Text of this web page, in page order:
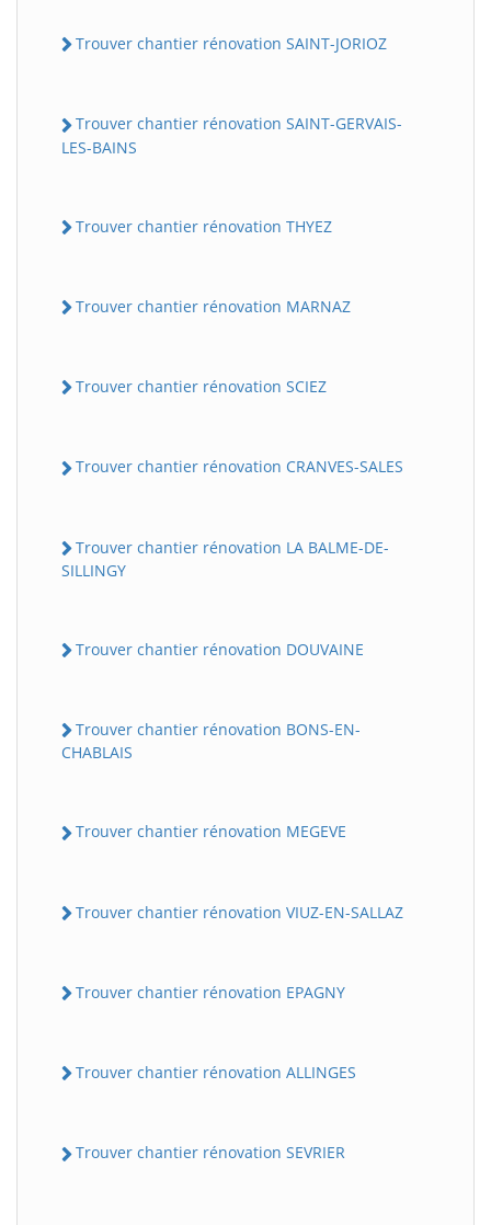
Trouver chantier rénovation SAINT-JORIOZ
Trouver chantier rénovation SAINT-GERVAIS-
LES-BAINS
Trouver chantier rénovation THYEZ
Trouver chantier rénovation MARNAZ
Trouver chantier rénovation SCIEZ
Trouver chantier rénovation CRANVES-SALES
Trouver chantier rénovation LA BALME-DE-
SILLINGY
Trouver chantier rénovation DOUVAINE
Trouver chantier rénovation BONS-EN-
CHABLAIS
Trouver chantier rénovation MEGEVE
Trouver chantier rénovation VIUZ-EN-SALLAZ
Trouver chantier rénovation EPAGNY
Trouver chantier rénovation ALLINGES
Trouver chantier rénovation SEVRIER